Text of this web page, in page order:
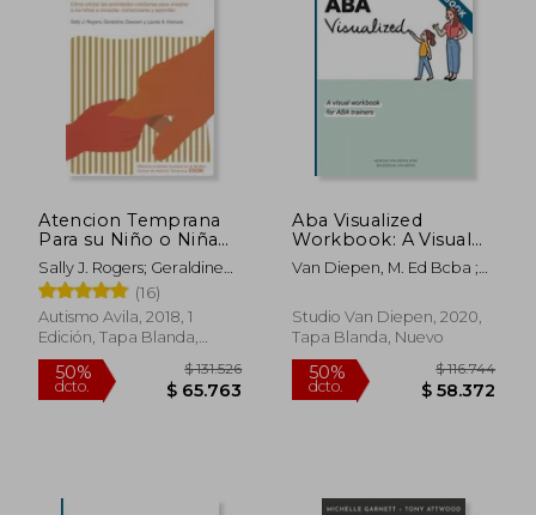
Atencion Temprana
Para su Niño o Niña
con Autismo
Sally J. Rogers; Geraldine
Dawson; Laurie A. Vismara
(16)
Autismo Avila, 2018, 1
Edición, Tapa Blanda,
Nuevo
Aba Visualized
Workbook: A Visual
Workbook for aba
Trainers (en Inglés)
Van Diepen, M. Ed Bcba ;
Studio Van Diepen, 2020,
Tapa Blanda, Nuevo